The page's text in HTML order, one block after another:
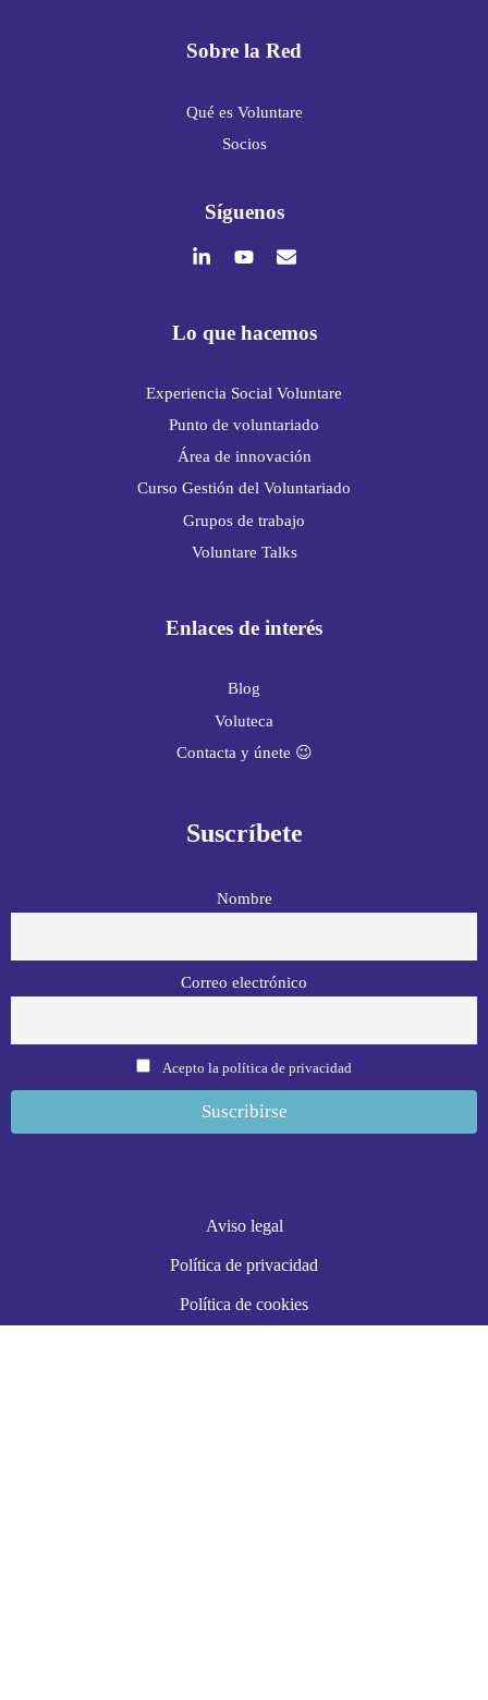
Sobre la Red
Qué es Voluntare
Socios
Síguenos
Lo que hacemos
Experiencia Social Voluntare
Punto de voluntariado
Área de innovación
Curso Gestión del Voluntariado
Grupos de trabajo
Voluntare Talks
Enlaces de interés
Blog
Voluteca
Contacta y únete 😉
Suscríbete
Nombre
Correo electrónico
Acepto la política de privacidad
Aviso legal
Política de privacidad
Política de cookies